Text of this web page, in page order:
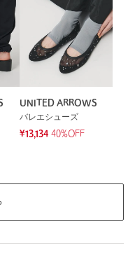
UNITED ARROWS
バレエシューズ
¥13,134 40%OFF